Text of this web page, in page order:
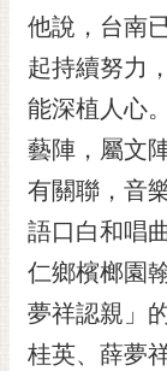
桐
花
祭
網
站
導
覽
訂
閱
RSS
訂
他說，台南
起持續努力
能深植人心
藝陣，屬文
有關聯，音
語口白和唱
仁鄉檳榔園
夢祥認親」
桂英、薛夢